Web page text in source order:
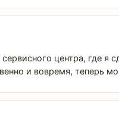
центра, где
и вовремя, теперь